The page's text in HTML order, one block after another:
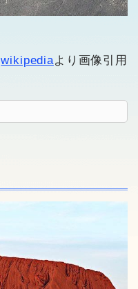
wikipediaより画像引用